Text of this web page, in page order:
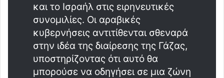
και το Ισραήλ στις ειρηνευτικές
συνομιλίες. Οι αραβικές
κυβερνήσεις αντιτίθενται σθεναρά
στην ιδέα της διαίρεσης της Γάζας,
υποστηρίζοντας ότι αυτό θα
μπορούσε να οδηγήσει σε μια ζώνη